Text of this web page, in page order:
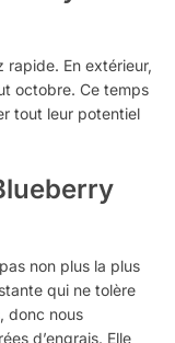
rapide. En extérieur,
octobre. Ce temps
tout leur potentiel
non plus la plus
qui ne tolère
donc nous
d’engrais. Elle